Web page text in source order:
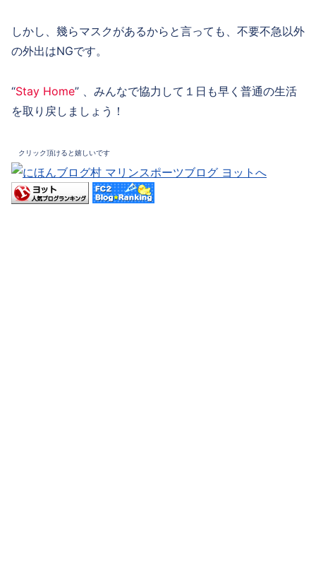
しかし、幾らマスクがあるからと言っても、不要不急以外
の外出はNGです。
“Stay Home” 、みんなで協力して１日も早く普通の生活
を取り戻しましょう！
クリック頂けると嬉しいです